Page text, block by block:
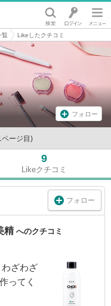
覧 Likeしたクチコミ
フォロー
ページ目)
9
Likeクチコミ
フォロー
精 へのクチコミ
ざわざ
ってく